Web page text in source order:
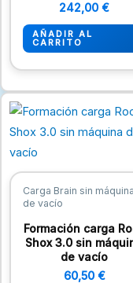
242,00 €
AÑADIR AL
CARRITO
Carga Brain sin máquina
de vacío
Formación carga
Shox 3.0 sin
de vacío
60,50 €